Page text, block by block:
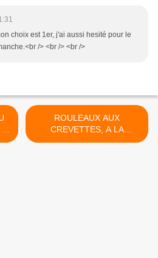
choix est 1er, j'ai aussi hesité pour le
/> <br /> <br />
ROULEAUX AUX
CREVETTES, A LA
MANGUE ET A L'AVOCAT >